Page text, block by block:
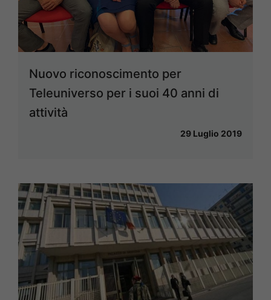
Nuovo riconoscimento per
Teleuniverso per i suoi 40 anni di
attività
29 Luglio 2019